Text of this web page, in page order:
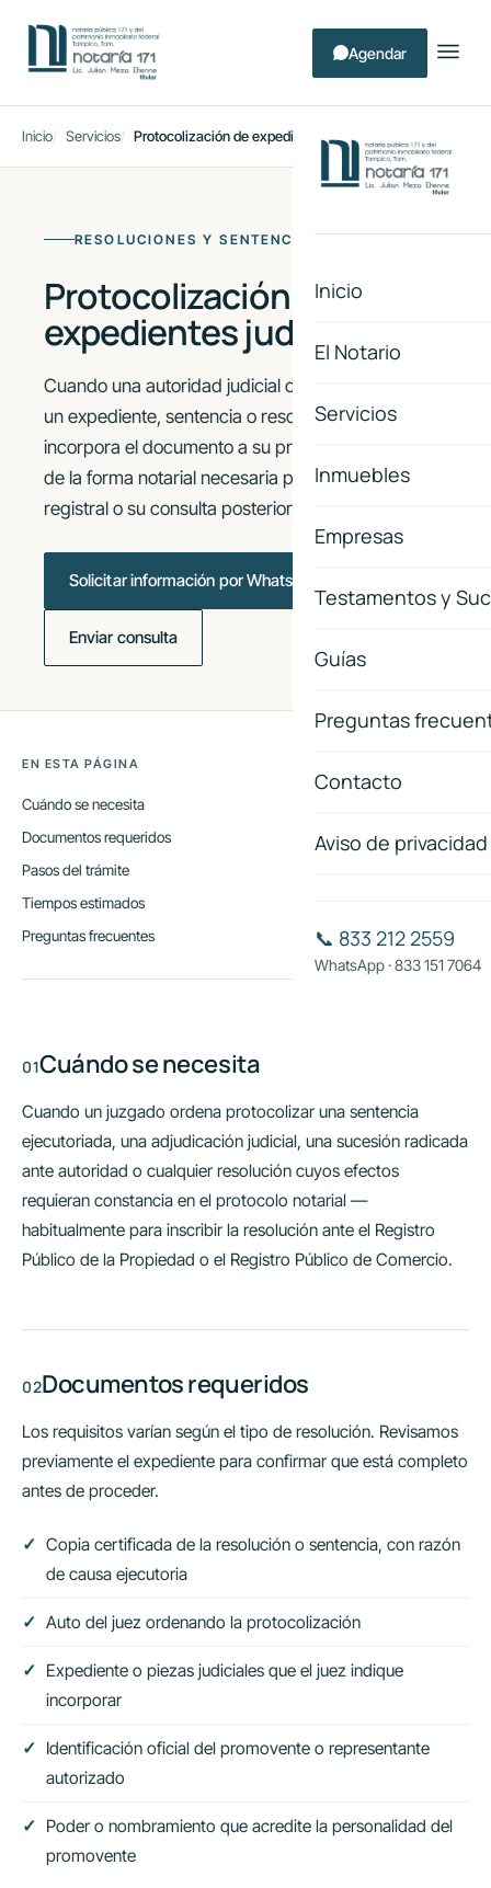
Agendar
Inicio
El Notario
Servicios
Inmuebles
Empresas
Testamentos y
Guías
Preguntas
Contacto
Aviso de privacidad
📞 833 212 2559
WhatsApp · 833 151 7064
Inicio Servicios Protocolización de expedientes judiciales
RESOLUCIONES Y SENTENCIAS
Protocolización de
expedientes judiciales
Cuando una autoridad judicial ordena protocolizar
un expediente, sentencia o resolución, la notaría
incorpora el documento a su protocolo, dotándolo
de la forma notarial necesaria para su ejecución
registral o su consulta posterior.
Solicitar información por WhatsApp
Enviar consulta
EN ESTA PÁGINA
Cuándo se necesita
Documentos requeridos
Pasos del trámite
Tiempos estimados
Preguntas frecuentes
Cuándo se necesita
Cuando un juzgado ordena protocolizar una sentencia
ejecutoriada, una adjudicación judicial, una sucesión radicada
ante autoridad o cualquier resolución cuyos efectos
requieran constancia en el protocolo notarial —
habitualmente para inscribir la resolución ante el Registro
Público de la Propiedad o el Registro Público de Comercio.
Documentos requeridos
Los requisitos varían según el tipo de resolución. Revisamos
previamente el expediente para confirmar que está completo
antes de proceder.
Copia certificada de la resolución o sentencia, con razón
de causa ejecutoria
Auto del juez ordenando la protocolización
Expediente o piezas judiciales que el juez indique
incorporar
Identificación oficial del promovente o representante
autorizado
Poder o nombramiento que acredite la personalidad del
promovente